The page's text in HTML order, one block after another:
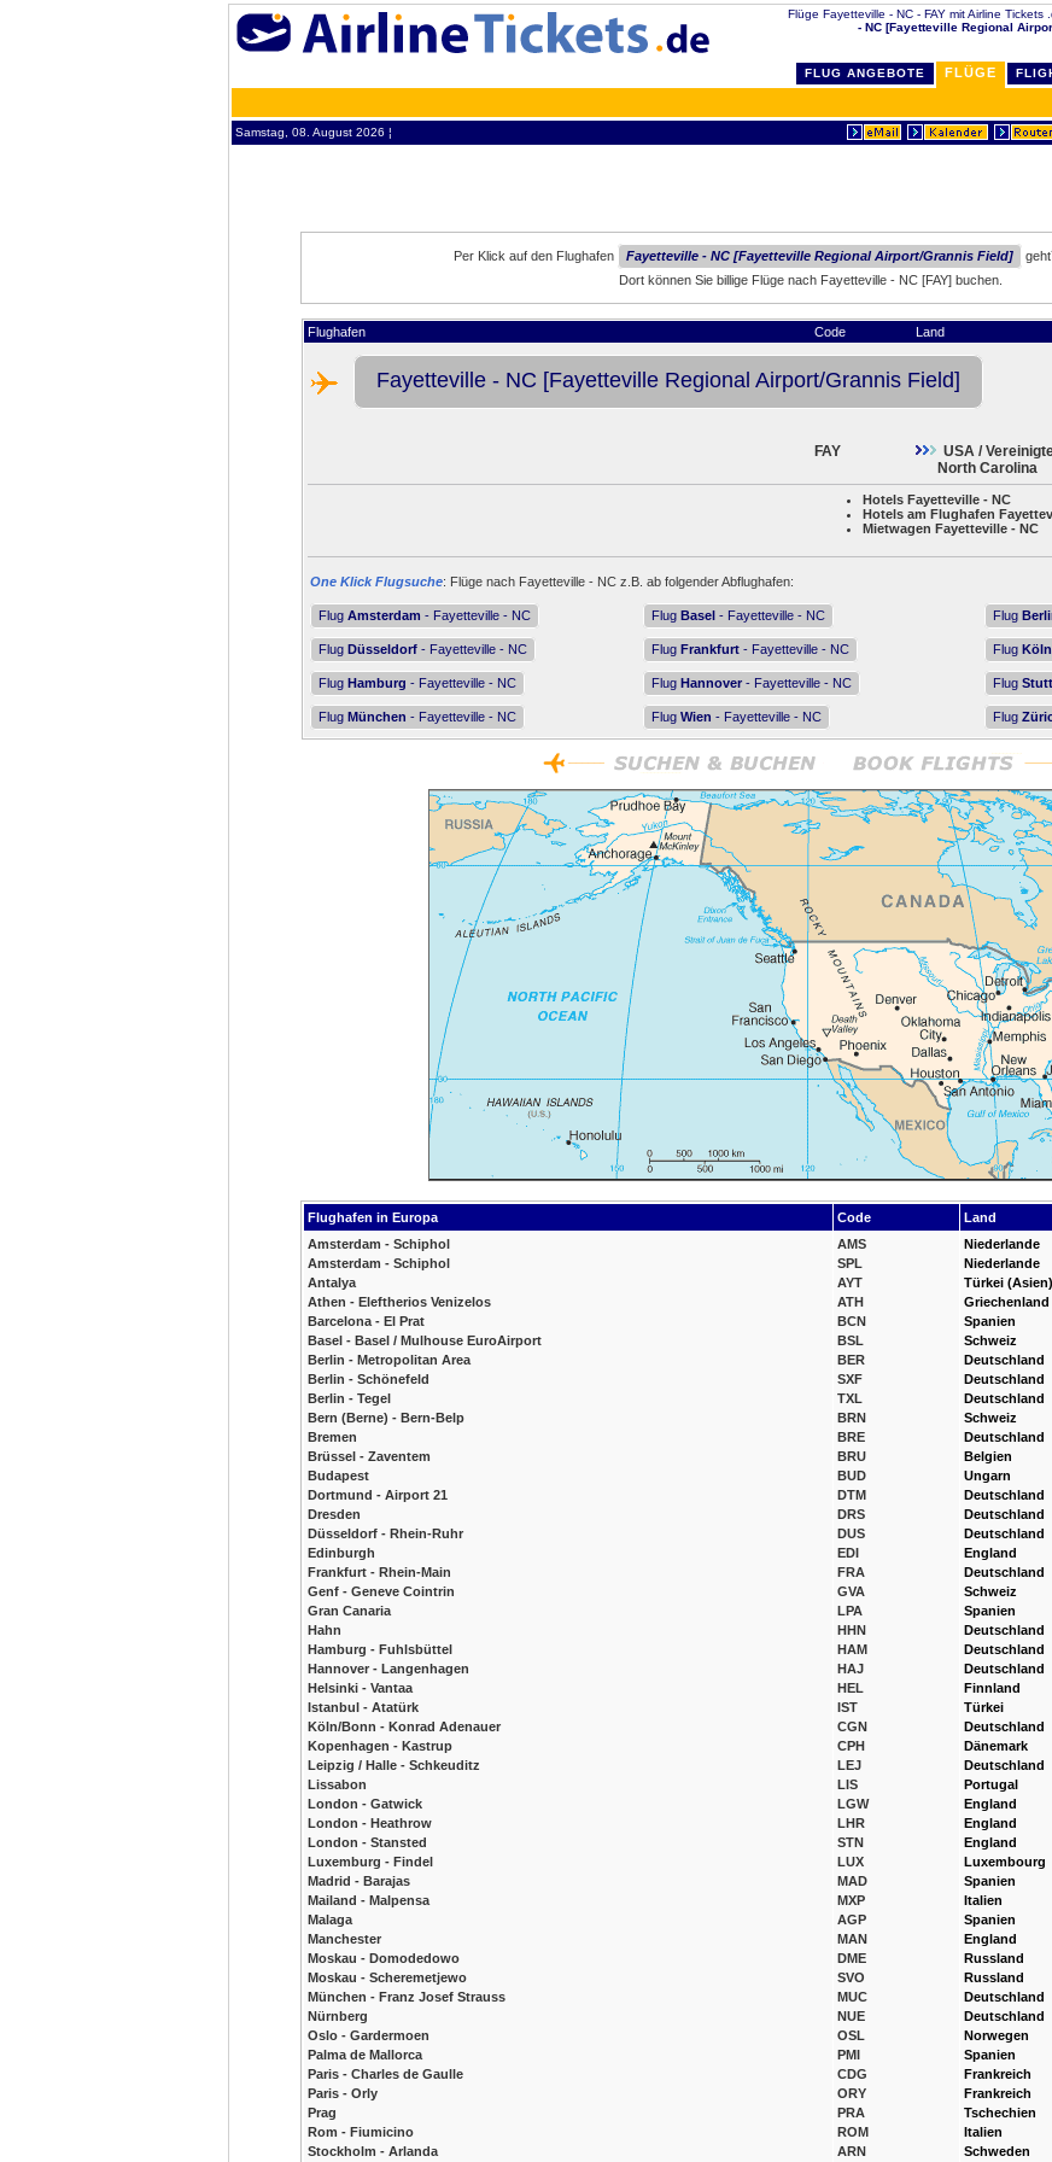
Flüge Fayetteville - NC - FAY mit Airline
- NC [Fayetteville Regional
FLUG ANGEBOTE FLÜGE
Samstag, 08. August 2026 ¦
Per Klick auf den Flughafen Fayetteville - NC [Fayetteville Regional Airport/Grannis Field]
Dort können Sie billige Flüge nach Fayetteville - NC [FAY] buchen.
Flughafen Code Land
Fayetteville - NC [Fayetteville Regional Airport/Grannis Field]
FAY
USA /
North Carolina
Hotels Fayetteville - NC
Hotels am Flughafen
Mietwagen Fayetteville - NC
One Klick Flugsuche: Flüge nach Fayetteville - NC z.B. ab folgender Abflughafen:
Flug Amsterdam - Fayetteville - NC Flug Basel - Fayetteville - NC Flug
Flug Düsseldorf - Fayetteville - NC Flug Frankfurt - Fayetteville - NC Flug
Flug Hamburg - Fayetteville - NC Flug Hannover - Fayetteville - NC Flug
Flug München - Fayetteville - NC Flug Wien - Fayetteville - NC Flug
Flughafen in Europa Code
Land
Amsterdam - Schiphol
Amsterdam - Schiphol
Antalya
Athen - Eleftherios Venizelos
Barcelona - El Prat
Basel - Basel / Mulhouse EuroAirport
Berlin - Metropolitan Area
Berlin - Schönefeld
Berlin - Tegel
Bern (Berne) - Bern-Belp
Bremen
Brüssel - Zaventem
Budapest
Dortmund - Airport 21
Dresden
Düsseldorf - Rhein-Ruhr
Edinburgh
Frankfurt - Rhein-Main
Genf - Geneve Cointrin
Gran Canaria
Hahn
Hamburg - Fuhlsbüttel
Hannover - Langenhagen
Helsinki - Vantaa
Istanbul - Atatürk
Köln/Bonn - Konrad Adenauer
Kopenhagen - Kastrup
Leipzig / Halle - Schkeuditz
Lissabon
London - Gatwick
London - Heathrow
London - Stansted
Luxemburg - Findel
Madrid - Barajas
Mailand - Malpensa
Malaga
Manchester
Moskau - Domodedowo
Moskau - Scheremetjewo
München - Franz Josef Strauss
Nürnberg
Oslo - Gardermoen
Palma de Mallorca
Paris - Charles de Gaulle
Paris - Orly
Prag
Rom - Fiumicino
Stockholm - Arlanda
AMS
SPL
AYT
ATH
BCN
BSL
BER
SXF
TXL
BRN
BRE
BRU
BUD
DTM
DRS
DUS
EDI
FRA
GVA
LPA
HHN
HAM
HAJ
HEL
IST
CGN
CPH
LEJ
LIS
LGW
LHR
STN
LUX
MAD
MXP
AGP
MAN
DME
SVO
MUC
NUE
OSL
PMI
CDG
ORY
PRA
ROM
ARN
Niederlande
Niederlande
Türkei (Asien)
Griechenland
Spanien
Schweiz
Deutschland
Deutschland
Deutschland
Schweiz
Deutschland
Belgien
Ungarn
Deutschland
Deutschland
Deutschland
England
Deutschland
Schweiz
Spanien
Deutschland
Deutschland
Deutschland
Finnland
Türkei
Deutschland
Dänemark
Deutschland
Portugal
England
England
England
Luxembourg
Spanien
Italien
Spanien
England
Russland
Russland
Deutschland
Deutschland
Norwegen
Spanien
Frankreich
Frankreich
Tschechien
Italien
Schweden